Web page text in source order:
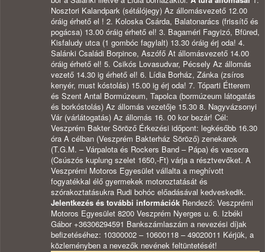
Nosztori Kalandpark (sétálójegy) Az állomásvezető 12.00
óráig érhető el ! 2. Koloska Csárda, Balatonarács (frissítő és
pogácsa) 13.00 óráig érhető el! 3. Bagaméri Fagyizó, Bfüred,
Kisfaludy utca (1 gombóc fagylalt) 13.30 óráig érj oda! 4.
Salánki Családi Borpince, Aszófő At állomásvezető 14.00
óráig érhető el! 5. Csikós Lovasudvar, Pécsely Az állomás
vezető 14.30 ig érhető el! 6. Lídia Borház, Zánka (zsíros
kenyér, must kóstolás) 15.00 ig érj oda! 7. Tóparti Étterem
és Szent Antal Bormúzeum, Tapolca (bormúzeum látogatás
és borkóstolás) Az állomás vezetője 15.30 8. Nagyvázsonyi
Vár (várlátogatás) Az állomás 16. 00 kor bezár! Cél:
Veszprém Bakter Söröző Érkezési időpont: legkésőbb 16.30
óra A célban (Veszprém Bakterház Söröző) zenekarok
(T.G.M. – Várpalota és Rockers Band – Pápa) és vacsora
(Csúszós kuplung szelet 1650,-Ft) várja a résztvevőket. A
Veszprémi Motoros Egyesület vállalta a meghívott
fogyatékkal élő gyermekek motoroztatását és
szórakoztatásukra Rudi bohóc előadásával kedveskedik.
Jelentkezés és további információk Rendező: Veszprémi
Motoros Egyesület 8200 Veszprém Nyerges u. 6. Izbéki
Gábor +36306294591 Bankszámlaszám a nevezési díjak
befizetéséhez: 10300002 – 10600118 – 49020011 Kérjük, a
közleményben a nevezők nevének feltüntetését!